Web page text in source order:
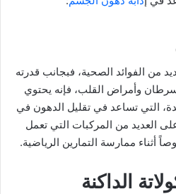
من الفوائد الصحية، فبجانب قدرته
وأمراض القلب، فإنه يحتوي
التي تساعد في تقليل الدهون في
العديد من المركبات التي تعمل
أثناء ممارسة التمارين الرياضية.